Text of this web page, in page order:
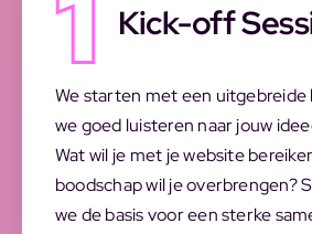
Kick-off
We starten met een uitgebreide
we goed luisteren naar jouw
Wat wil je met je website
boodschap wil je overbrengen?
we de basis voor een sterke